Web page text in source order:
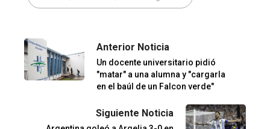
Anterior Noticia
Un docente universitario pidió
"matar" a una alumna y "cargarla
en el baúl de un Falcon verde"
Siguiente Noticia